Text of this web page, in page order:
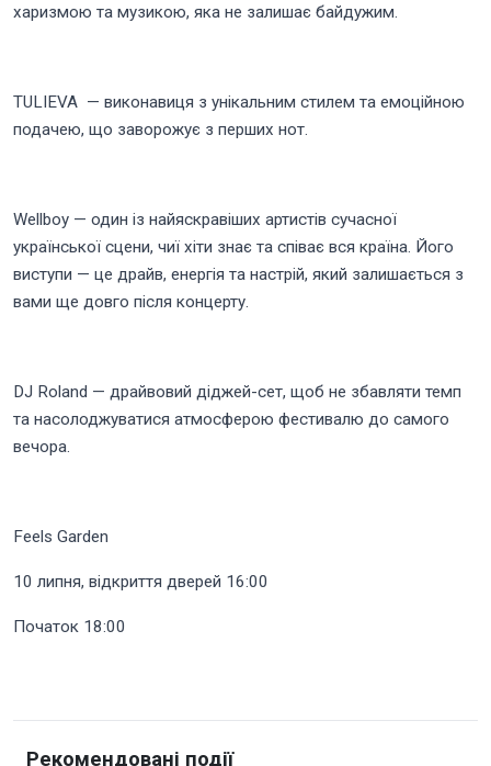
харизмою та музикою, яка не залишає байдужим.
TULIEVA — виконавиця з унікальним стилем та емоційною
подачею, що заворожує з перших нот.
Wellboy — один із найяскравіших артистів сучасної
української сцени, чиї хіти знає та співає вся країна. Його
виступи — це драйв, енергія та настрій, який залишається з
вами ще довго після концерту.
DJ Roland — драйвовий діджей-сет, щоб не збавляти темп
та насолоджуватися атмосферою фестивалю до самого
вечора.
Feels Garden
10 липня, відкриття дверей 16:00
Початок 18:00
Рекомендовані події